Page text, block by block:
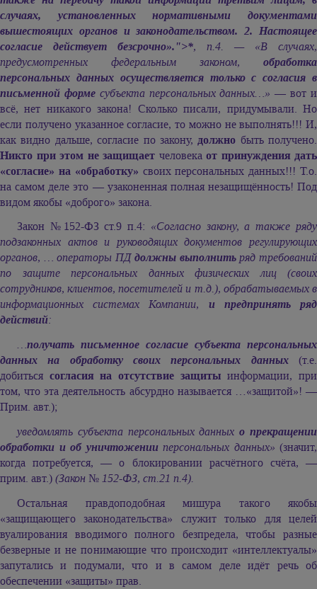
случаях, установленных нормативными документами
вышестоящих органов и законодательством. 2. Настоящее
согласие действует безсрочно».">*, п.4. — «В случаях,
предусмотренных федеральным законом, обработка
персональных данных осуществляется только с согласия в
письменной формесубъекта персональных данных…» — вот и
всё, нет никакого закона! Сколько писали, придумывали. Но
если получено указанное согласие, то можно не выполнять!!! И,
как видно дальше, согласие по закону,должно быть получено.
Никто при этом не защищает человека от принуждения дать
«согласие» на «обработку» своих персональных данных!!! Т.о.
на самом деле это — узаконенная полная незащищённость! Под
видом якобы «доброго» закона.
Закон №152-ФЗ ст.9 п.4: «Согласно закону, а также ряду
подзаконных актов и руководящих документов регулирующих
органов, … операторы ПДдолжны выполнитьряд требований
по защите персональных данных физических лиц (своих
сотрудников, клиентов, посетителей и т.д.), обрабатываемых в
информационных системах Компании, и предпринять ряд
действий:
…получать письменное согласие субъекта персональных
данных на обработку своих персональных данных(т.е.
добиться согласия на отсутствие защиты информации, при
том, что эта деятельность абсурдно называется …«защитой»! —
Прим. авт.);
уведомлять субъекта персональных данныхо прекращении
обработки и об уничтоженииперсональных данных» (значит,
когда потребуется, — о блокировании расчётного счёта, —
прим. авт.)(Закон № 152-ФЗ, ст.21 п.4).
Остальная правдоподобная мишура такого якобы
«защищающего законодательства» служит только для целей
вуалирования вводимого полного безпредела, чтобы разные
безверные и не понимающие что происходит «интеллектуалы»
запутались и подумали, что и в самом деле идёт речь об
обеспечении «защиты» прав.